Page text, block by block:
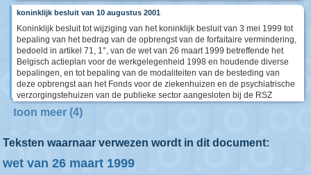
koninklijk besluit van 10 augustus 2001
Koninklijk besluit tot wijziging van het koninklijk besluit van 3 mei 1999 tot
bepaling van het bedrag van de opbrengst van de forfaitaire vermindering,
bedoeld in artikel 71, 1°, van de wet van 26 maart 1999 betreffende het
Belgisch actieplan voor de werkgelegenheid 1998 en houdende diverse
bepalingen, en tot bepaling van de modaliteiten van de besteding van
deze opbrengst aan het Fonds voor de ziekenhuizen en de psychiatrische
verzorgingstehuizen van de publieke sector aangesloten bij de RSZ
toon meer (4)
Teksten waarnaar verwezen wordt in dit document:
wet van 26 maart 1999